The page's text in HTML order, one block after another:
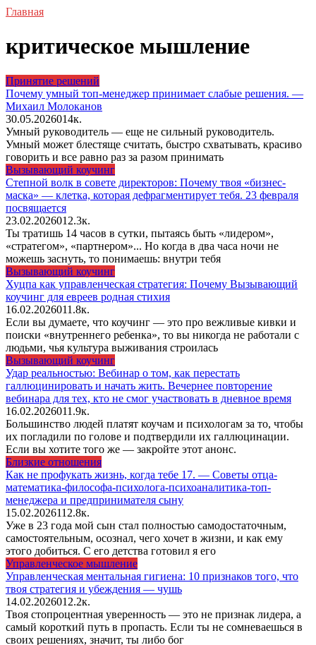
Главная
критическое мышление
Принятие решений
Почему умный топ-менеджер принимает слабые решения. —
Михаил Молоканов
30.05.2026014к.
Умный руководитель — еще не сильный руководитель.
Умный может блестяще считать, быстро схватывать, красиво
говорить и все равно раз за разом принимать
Вызывающий коучинг
Степной волк в совете директоров: Почему твоя «бизнес-
маска» — клетка, которая дефрагментирует тебя. 23 февраля
посвящается
23.02.2026012.3к.
Ты тратишь 14 часов в сутки, пытаясь быть «лидером»,
«стратегом», «партнером»... Но когда в два часа ночи не
можешь заснуть, то понимаешь: внутри тебя
Вызывающий коучинг
Хуцпа как управленческая стратегия: Почему Вызывающий
коучинг для евреев родная стихия
16.02.2026011.8к.
Если вы думаете, что коучинг — это про вежливые кивки и
поиски «внутреннего ребенка», то вы никогда не работали с
людьми, чья культура выживания строилась
Вызывающий коучинг
Удар реальностью: Вебинар о том, как перестать
галлюцинировать и начать жить. Вечернее повторение
вебинара для тех, кто не смог участвовать в дневное время
16.02.2026011.9к.
Большинство людей платят коучам и психологам за то, чтобы
их погладили по голове и подтвердили их галлюцинации.
Если вы хотите того же — закройте этот анонс.
Близкие отношения
Как не профукать жизнь, когда тебе 17. — Советы отца-
математика-философа-психолога-психоаналитика-топ-
менеджера и предпринимателя сыну
15.02.2026112.8к.
Уже в 23 года мой сын стал полностью самодостаточным,
самостоятельным, осознал, чего хочет в жизни, и как ему
этого добиться. С его детства готовил я его
Управленческое мышление
Управленческая ментальная гигиена: 10 признаков того, что
твоя стратегия и убеждения — чушь
14.02.2026012.2к.
Твоя стопроцентная уверенность — это не признак лидера, а
самый короткий путь в пропасть. Если ты не сомневаешься в
своих решениях, значит, ты либо бог